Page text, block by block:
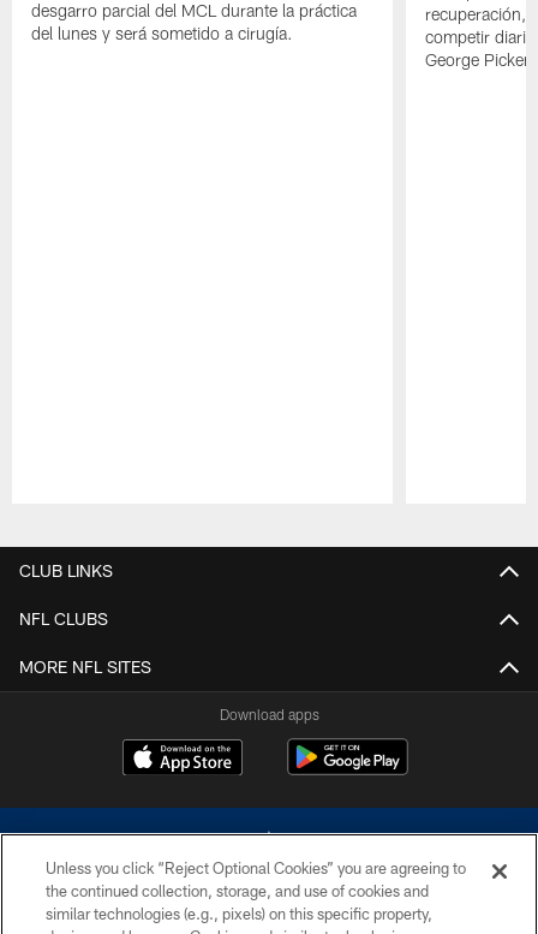
desgarro parcial del MCL durante la práctica
del lunes y será sometido a cirugía.
recuperación,
competir
George
CLUB LINKS
NFL CLUBS
MORE NFL SITES
Download apps
Unless you click “Reject Optional Cookies” you are agreeing to
the continued collection, storage, and use of cookies and
similar technologies (e.g., pixels) on this specific property,